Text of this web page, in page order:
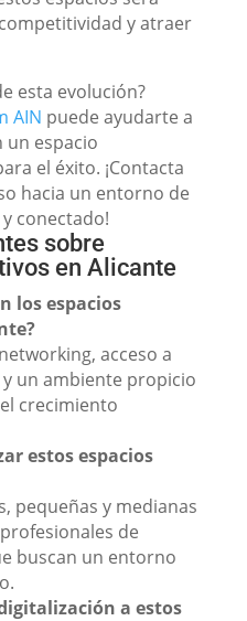
y atraer
esta evolución?
AIN puede ayudarte a
espacio
el éxito. ¡Contacta
hacia un entorno de
conectado!
sobre
en Alicante
los espacios
acceso a
un ambiente propicio
crecimiento
estos espacios
pequeñas y medianas
de
buscan un entorno
a estos